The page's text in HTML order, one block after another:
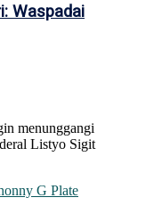
Waspadai
menunggangi
Listyo Sigit